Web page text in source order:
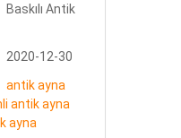
Baskılı Antik
2020-12-30
antik ayna
antik ayna
ayna